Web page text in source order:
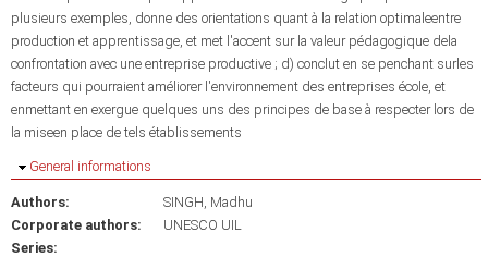
plusieurs exemples, donne des orientations quant à la relation optimaleentre
production et apprentissage, et met l'accent sur la valeur pédagogique dela
confrontation avec une entreprise productive ; d) conclut en se penchant surles
facteurs qui pourraient améliorer l'environnement des entreprises école, et
enmettant en exergue quelques uns des principes de base à respecter lors de
la miseen place de tels établissements
Hide
General informations
Authors:
SINGH, Madhu
Corporate authors:
UNESCO UIL
Series: